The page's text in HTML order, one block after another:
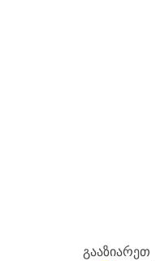
გააზიარეთ